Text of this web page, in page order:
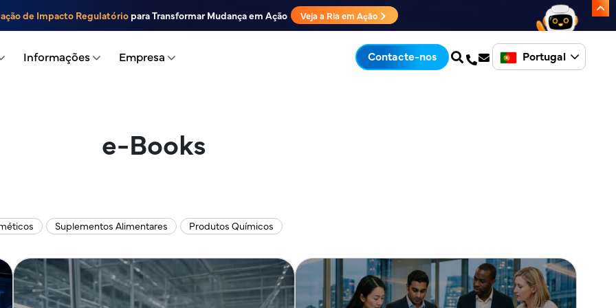
de Impacto Regulatóriopara Transformar Mudança em Ação Veja a Ria em Ação
Informações Empresa Contacte-nos Portugal
e-Books
Suplementos Alimentares Produtos Químicos